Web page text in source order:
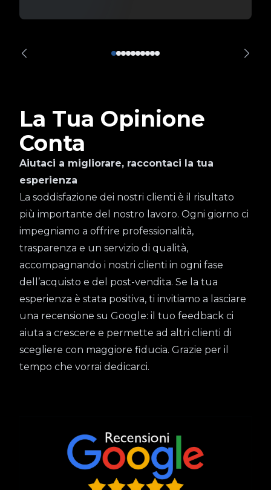
La Tua Opinione
Conta
Aiutaci a migliorare, raccontaci la tua
esperienza
La soddisfazione dei nostri clienti è il risultato
più importante del nostro lavoro. Ogni giorno ci
impegniamo a offrire professionalità,
trasparenza e un servizio di qualità,
accompagnando i nostri clienti in ogni fase
dell’acquisto e del post-vendita. Se la tua
esperienza è stata positiva, ti invitiamo a lasciare
una recensione su Google: il tuo feedback ci
aiuta a crescere e permette ad altri clienti di
scegliere con maggiore fiducia. Grazie per il
tempo che vorrai dedicarci.